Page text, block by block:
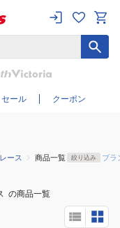
セール クーポン
ース 商品一覧 絞り込み ブラ
の商品一覧